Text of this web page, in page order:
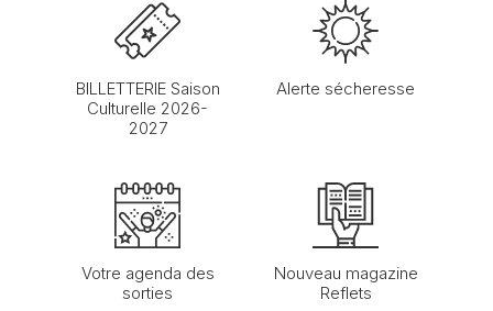
BILLETTERIE Saison
Culturelle 2026-
2027
Alerte sécheresse
Votre agenda des
sorties
Nouveau magazine
Reflets